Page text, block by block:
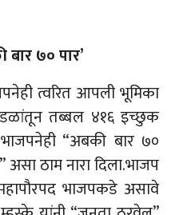
७० पार’
त्वरित आपली भूमिका
तब्बल ४१६ इच्छुक
“अबकी बार ७०
ठाम नारा दिला.भाजप
भाजपकडे असावे